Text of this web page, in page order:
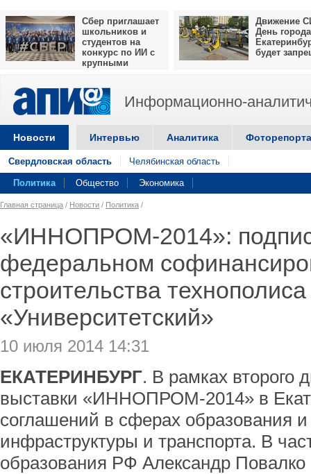
Сбер приглашает
школьников и
студентов на
конкурс по ИИ с
крупными
Движение
День города
будет
Информационно-
Новости Интервью Аналитика
Свердловская область Челябинская область
Политика Общество Экономика
Главная страница / Новости / Политика /
«ИННОПРОМ-2014»:
федеральном
строительства технополиса
«Университетский»
10 июля 2014 14:31
ЕКАТЕРИНБУРГ. В рамках второго
выставки «ИННОПРОМ-2014» в
соглашений в сферах образования и
инфраструктуры и транспорта. В
образования РФ Александр Повалко